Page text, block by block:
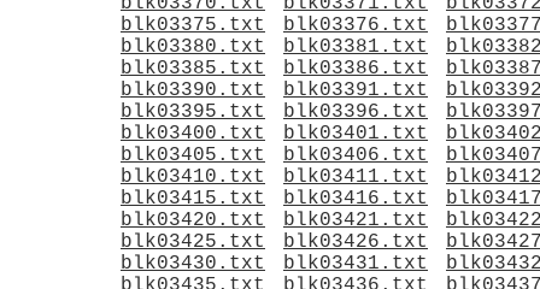
blk03375.txt
blk03376.txt
blk03380.txt
blk03381.txt
blk03385.txt
blk03386.txt
blk03390.txt
blk03391.txt
blk03395.txt
blk03396.txt
blk03400.txt
blk03401.txt
blk03405.txt
blk03406.txt
blk03410.txt
blk03411.txt
blk03415.txt
blk03416.txt
blk03420.txt
blk03421.txt
blk03425.txt
blk03426.txt
blk03430.txt
blk03431.txt